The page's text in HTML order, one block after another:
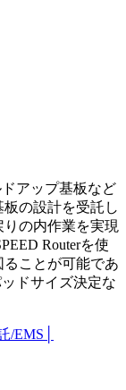
アップ基板など
の設計を受託し
の内作業を実現
Routerを使
ことが可能であ
ドサイズ決定な
/EMS